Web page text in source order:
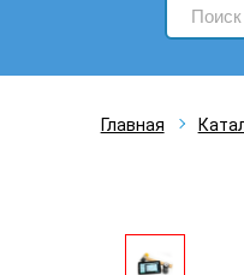
Главная